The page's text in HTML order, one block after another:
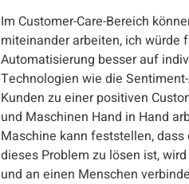
Im Customer-Care-Bereich
miteinander arbeiten, ich würde
Automatisierung besser auf
Technologien wie die
Kunden zu einer positiven
und Maschinen Hand in Hand
Maschine kann feststellen,
dieses Problem zu lösen ist,
und an einen Menschen